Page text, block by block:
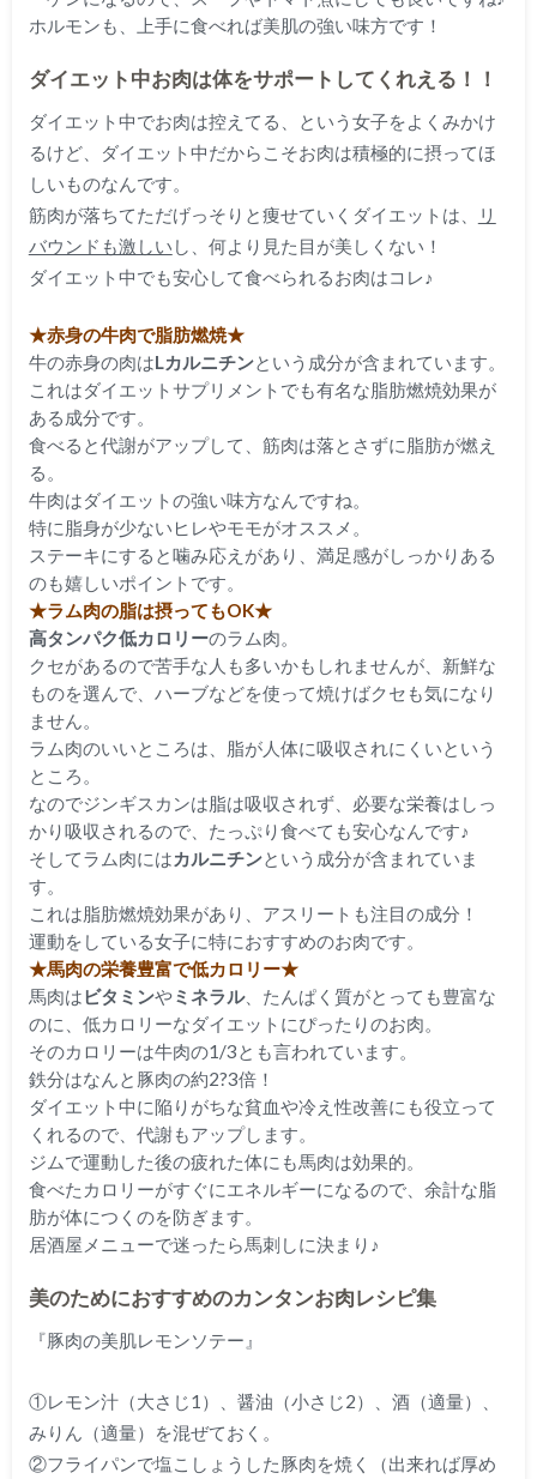
ホルモンも、上手に食べれば美肌の強い味方です！
ダイエット中お肉は体をサポートしてくれえる！！
ダイエット中でお肉は控えてる、という女子をよくみかけ
るけど、ダイエット中だからこそお肉は積極的に摂ってほ
しいものなんです。
筋肉が落ちてただげっそりと痩せていくダイエットは、
リ
バウンドも激しい し、何より見た目が美しくない ！
ダイエット中でも安心して食べられるお肉はコレ♪
★赤身の牛肉で脂肪燃焼★
牛の赤身の肉はLカルニチンという成分が含まれています。
これはダイエットサプリメントでも有名な脂肪燃焼効果が
ある成分です。
食べると代謝がアップして、筋肉は落とさずに脂肪が燃え
る。
牛肉はダイエットの強い味方なんですね。
特に脂身が少ないヒレやモモがオススメ。
ステーキにすると噛み応えがあり、満足感がしっかりある
のも嬉しいポイントです。
★ラム肉の脂は摂ってもOK★
高タンパク低カロリーのラム肉。
クセがあるので苦手な人も多いかもしれませんが、新鮮な
ものを選んで、ハーブなどを使って焼けばクセも気になり
ません。
ラム肉のいいところは、脂が人体に吸収されにくいという
ところ。
なのでジンギスカンは脂は吸収されず、必要な栄養はしっ
かり吸収されるので、たっぷり食べても安心なんです♪
そしてラム肉にはカルニチンという成分が含まれていま
す。
これは脂肪燃焼効果があり、アスリートも注目の成分！
運動をしている女子に特におすすめのお肉です。
★馬肉の栄養豊富で低カロリー★
馬肉は ビタミンやミネラル、たんぱく質がとっても豊富な
のに、低カロリーなダイエットにぴったりのお肉。
そのカロリーは牛肉の1/3とも言われています。
鉄分はなんと豚肉の約2?3倍！
ダイエット中に陥りがちな貧血や冷え性改善にも役立って
くれるので、代謝もアップします。
ジムで運動した後の疲れた体にも馬肉は効果的。
食べたカロリーがすぐにエネルギーになるので、余計な脂
肪が体につくのを防ぎます。
居酒屋メニューで迷ったら馬刺しに決まり♪
美のためにおすすめのカンタンお肉レシピ集
『豚肉の美肌レモンソテー』
①レモン汁（大さじ1）、醤油（小さじ2）、酒（適量）、
みりん（適量）を混ぜておく。
②フライパンで塩こしょうした豚肉を焼く（出来れば厚め